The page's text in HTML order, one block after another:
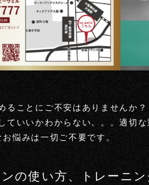
ることにご不安はありませんか？
ていいかわからない。。。適切
悩みは一切ご不要です。
の使い方、トレーニ